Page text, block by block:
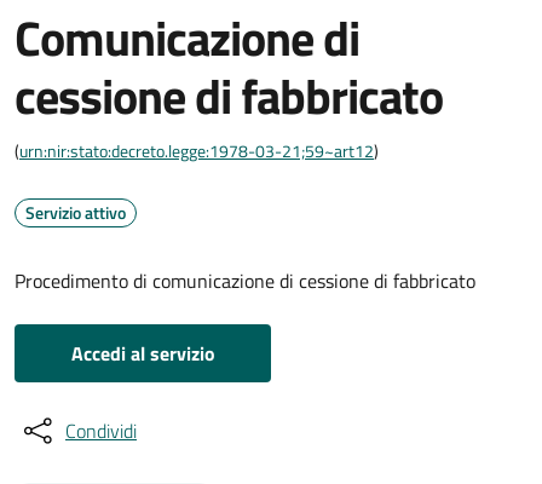
Comunicazione di
cessione di fabbricato
(urn:nir:stato:decreto.legge:1978-03-21;59~art12)
Servizio attivo
Procedimento di comunicazione di cessione di fabbricato
Accedi al servizio
Condividi